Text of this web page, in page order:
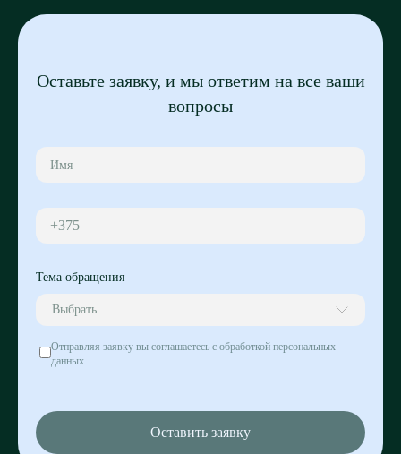
Оставьте заявку, и мы ответим на все ваши
вопросы
+375
Тема обращения
Выбрать
Отправляя заявку вы соглашаетесь с обработкой персональных
данных
Оставить заявку